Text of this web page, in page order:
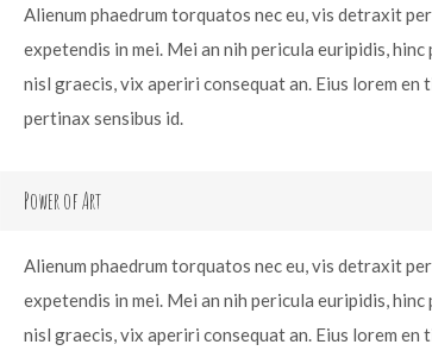
Alienum phaedrum torquatos nec eu, vis detraxit
expetendis in mei. Mei an nih pericula euripidis, hinc
nisl graecis, vix aperiri consequat an. Eius lorem en
pertinax sensibus id.
Power of Art
Alienum phaedrum torquatos nec eu, vis detraxit
expetendis in mei. Mei an nih pericula euripidis, hinc
nisl graecis, vix aperiri consequat an. Eius lorem en